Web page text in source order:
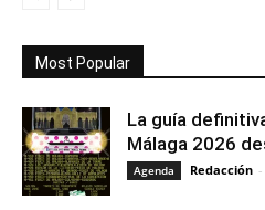
Most Popular
La guía
Málaga 2026
Agenda Redacción -